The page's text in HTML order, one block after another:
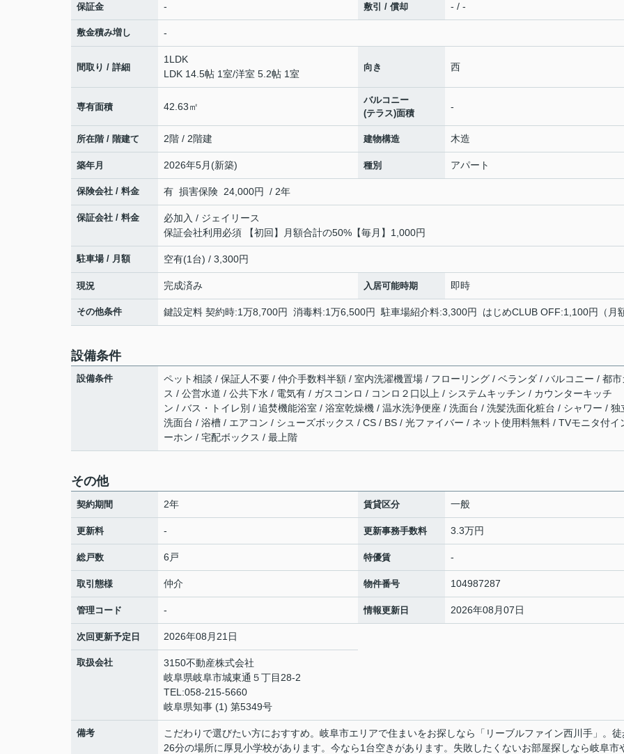
保証金 - 敷引 / 償却 - / -
敷金積み増し -
間取り / 詳細
1LDK
LDK 14.5帖 1室/洋室 5.2帖 1室
向き 西
専有面積 42.63㎡
バルコニー
(テラス)面積
-
所在階 / 階建て 2階 / 2階建 建物構造 木造
築年月 2026年5月(新築) 種別 アパート
保険会社 / 料金 有 損害保険 24,000円 / 2年
保証会社 / 料金
必加入 / ジェイリース
保証会社利用必須 【初回】月額合計の50%【毎月】1,000円
駐車場 / 月額 空有(1台) / 3,300円
現況 完成済み 入居可能時期 即時
その他条件 鍵設定料 契約時:1万8,700円 消毒料:1万6,500円 駐車場紹介料:3,300円 はじめCLUB OFF:1,100円（月
設備条件
設備条件
ペット相談 / 保証人不要 / 仲介手数料半額 / 室内洗濯機置場 / フローリング / ベランダ / バルコニー / 都市
ス / 公営水道 / 公共下水 / 電気有 / ガスコンロ / コンロ２口以上 / システムキッチン / カウンターキッチ
ン / バス・トイレ別 / 追焚機能浴室 / 浴室乾燥機 / 温水洗浄便座 / 洗面台 / 洗髪洗面化粧台 / シャワー / 独
洗面台 / 浴槽 / エアコン / シューズボックス / CS / BS / 光ファイバー / ネット使用料無料 / TVモニタ付イ
ーホン / 宅配ボックス / 最上階
その他
契約期間 2年 賃貸区分 一般
更新料 - 更新事務手数料 3.3万円
総戸数 6戸 特優賃 -
取引態様 仲介 物件番号 104987287
管理コード - 情報更新日 2026年08月07日
次回更新予定日 2026年08月21日
取扱会社
3150不動産株式会社
岐阜県岐阜市城東通５丁目28-2
TEL:058-215-5660
岐阜県知事 (1) 第5349号
備考
こだわりで選びたい方におすすめ。岐阜市エリアで住まいをお探しなら「リーブルファイン西川手」。徒
26分の場所に厚見小学校があります。今なら1台空きがあります。失敗したくないお部屋探しなら岐阜市